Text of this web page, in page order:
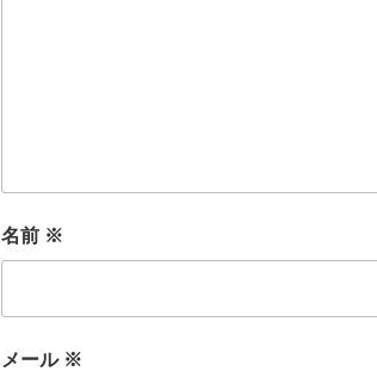
名前 ※
メール ※